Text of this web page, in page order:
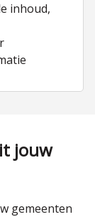
inhoud,
jouw
gemeenten